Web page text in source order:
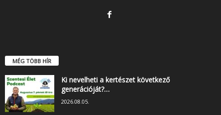
MÉG TÖBB HÍR
Ki nevelheti a kertészet következő
generációját?…
2026.08.05.